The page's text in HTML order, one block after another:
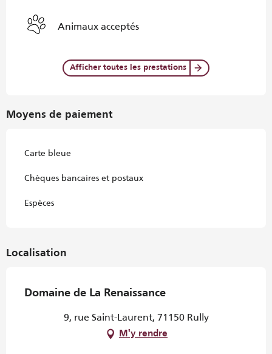
Animaux acceptés
Afficher toutes les prestations
Moyens de paiement
Carte bleue
Chèques bancaires et postaux
Espèces
Localisation
Domaine de La Renaissance
9, rue Saint-Laurent, 71150 Rully
M'y rendre